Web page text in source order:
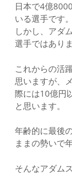
日本で4億
いる選手です。
しかし、アダ
選手ではあり
これからの活
思いますが、
際には10億円
と思います。
年齢的に最後
ままの勢いで
そんなアダム